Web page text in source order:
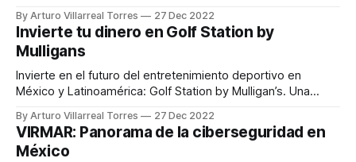
suministro, bloqueos, etc. Este panorama cargado de retos
también ha desembocado en un momento idóneo para
cambiar la forma de hacer negocios y un punto de
By Arturo Villarreal Torres 27 Dec 2022
Invierte tu dinero en Golf Station by
Mulligans
Invierte en el futuro del entretenimiento deportivo en
México y Latinoamérica: Golf Station by Mulligan’s. Una
By Arturo Villarreal Torres 27 Dec 2022
VIRMAR: Panorama de la ciberseguridad en
México